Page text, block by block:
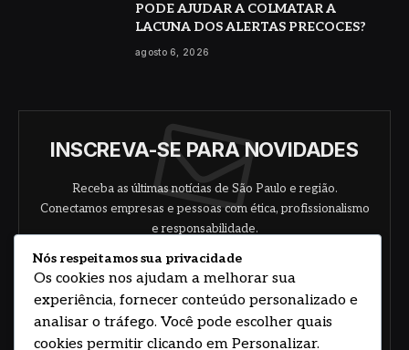
PODE AJUDAR A COLMATAR A
LACUNA DOS ALERTAS PRECOCES?
agosto 6, 2026
INSCREVA-SE PARA NOVIDADES
Receba as últimas notícias de São Paulo e região.
Conectamos empresas e pessoas com ética, profissionalismo
e responsabilidade.
Nós respeitamos sua privacidade
Os cookies nos ajudam a melhorar sua
experiência, fornecer conteúdo personalizado e
analisar o tráfego. Você pode escolher quais
cookies permitir clicando em Personalizar.